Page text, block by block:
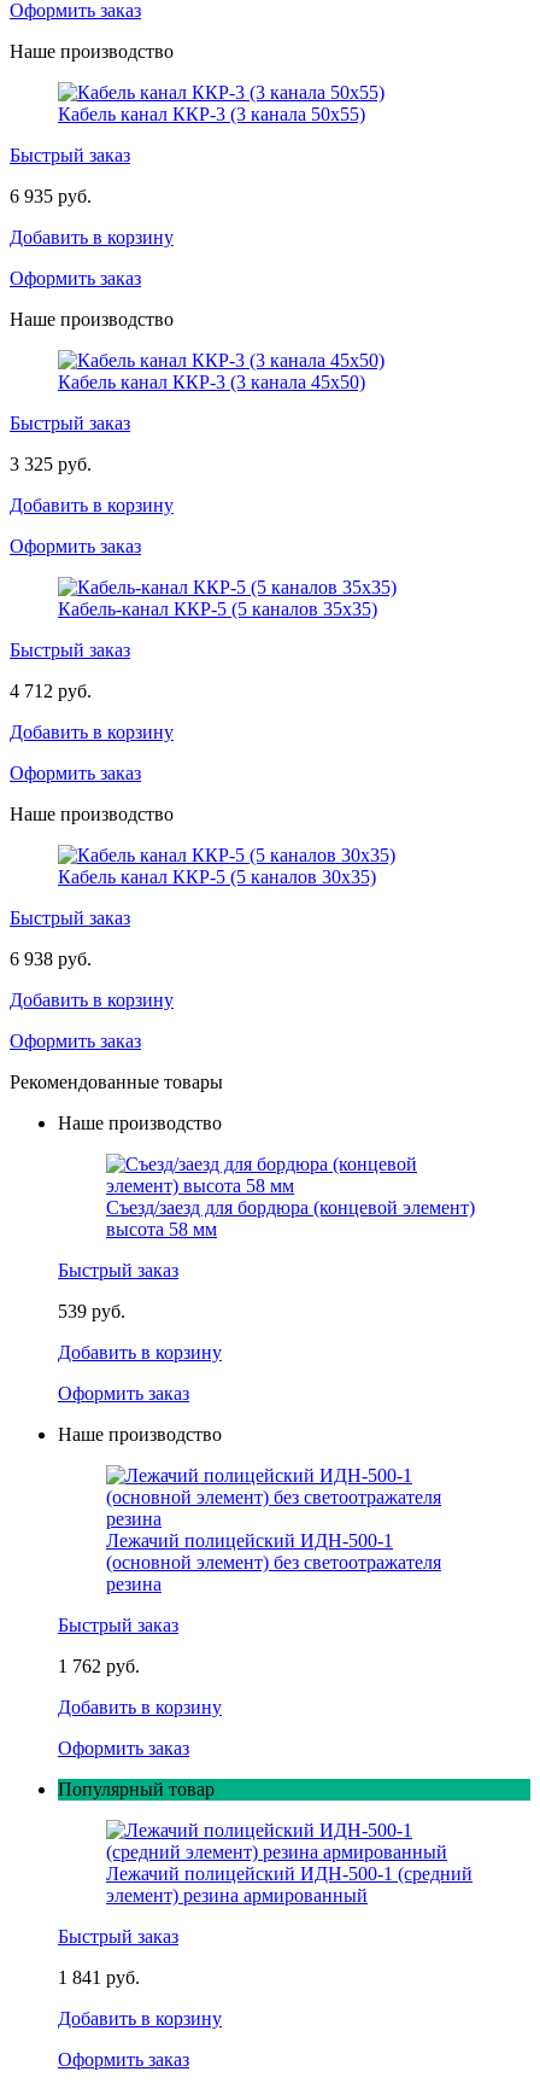
Оформить заказ
Наше производство
Кабель канал ККР-3 (3 канала 50х55)
Быстрый заказ
6 935 руб.
Добавить в корзину
Оформить заказ
Наше производство
Кабель канал ККР-3 (3 канала 45х50)
Быстрый заказ
3 325 руб.
Добавить в корзину
Оформить заказ
Кабель-канал ККР-5 (5 каналов 35х35)
Быстрый заказ
4 712 руб.
Добавить в корзину
Оформить заказ
Наше производство
Кабель канал ККР-5 (5 каналов 30х35)
Быстрый заказ
6 938 руб.
Добавить в корзину
Оформить заказ
Рекомендованные товары
Наше производство
Съезд/заезд для бордюра (концевой элемент)
высота 58 мм
Быстрый заказ
539 руб.
Добавить в корзину
Оформить заказ
Наше производство
Лежачий полицейский ИДН-500-1
(основной элемент) без светоотражателя
резина
Быстрый заказ
1 762 руб.
Добавить в корзину
Оформить заказ
Популярный товар
Лежачий полицейский ИДН-500-1 (средний
элемент) резина армированный
Быстрый заказ
1 841 руб.
Добавить в корзину
Оформить заказ